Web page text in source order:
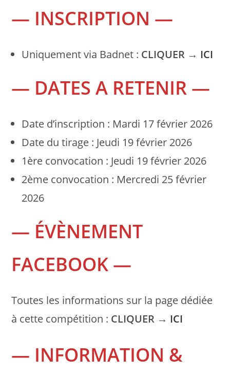
— INSCRIPTION —
Uniquement via Badnet : CLIQUER → ICI
— DATES A RETENIR —
Date d’inscription : Mardi 17 février 2026
Date du tirage : Jeudi 19 février 2026
1ère convocation : Jeudi 19 février 2026
2ème convocation : Mercredi 25 février
2026
— ÉVÈNEMENT
FACEBOOK —
Toutes les informations sur la page dédiée
à cette compétition : CLIQUER → ICI
— INFORMATION &